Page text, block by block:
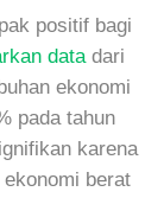
positif bagi
datadari
ekonomi
pada tahun
karena
berat